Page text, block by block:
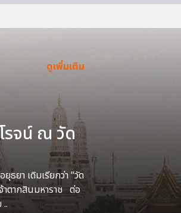
ดูเพิ่มเติม
โรจน์ ณ วัด
ธยา เดิมเรียกว่า “วัด
าตากสินมหาราช ต่อ